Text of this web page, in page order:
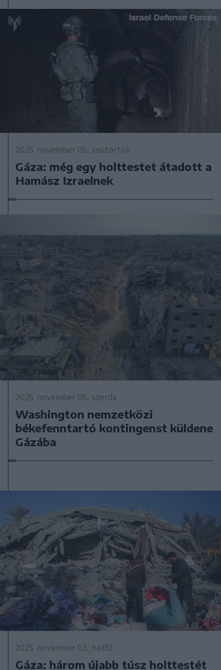
2025. november 06., csütörtök
Gáza: még egy holttestet átadott a
Hamász Izraelnek
2025. november 05., szerda
Washington nemzetközi
békefenntartó kontingenst küldene
Gázába
2025. november 03., hétfő
Gáza: három újabb túsz holttestét